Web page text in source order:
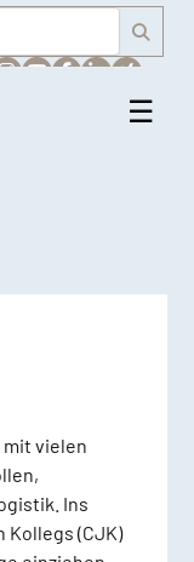
☰
mit vielen
Ins
Kollegs (CJK)